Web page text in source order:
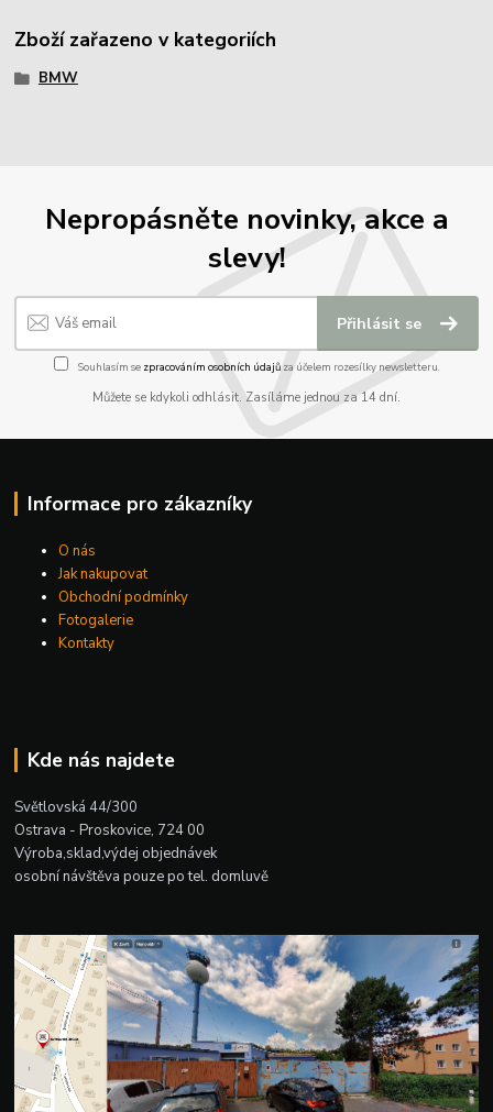
Zboží zařazeno v kategoriích
BMW
Nepropásněte novinky, akce a
slevy!
Přihlásit se
Souhlasím se zpracováním osobních údajůza účelem rozesílky newsletteru.
Můžete se kdykoli odhlásit. Zasíláme jednou za 14 dní.
Informace pro zákazníky
O nás
Jak nakupovat
Obchodní podmínky
Fotogalerie
Kontakty
Kde nás najdete
Světlovská 44/300
Ostrava - Proskovice, 724 00
Výroba,sklad,výdej objednávek
osobní návštěva pouze po tel. domluvě